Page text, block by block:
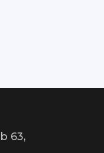
63,